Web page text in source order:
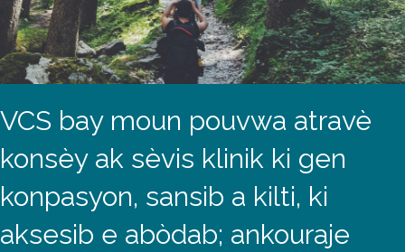
VCS bay moun pouvwa atravè
konsèy ak sèvis klinik ki gen
konpasyon, sansib a kilti, ki
aksesib e abòdab; ankouraje